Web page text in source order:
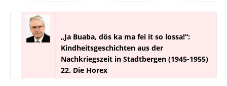
„Ja Buaba, dös ka ma fei it so lossa!“:
Kindheitsgeschichten aus der
Nachkriegszeit in Stadtbergen (1945-1955)
22. Die Horex